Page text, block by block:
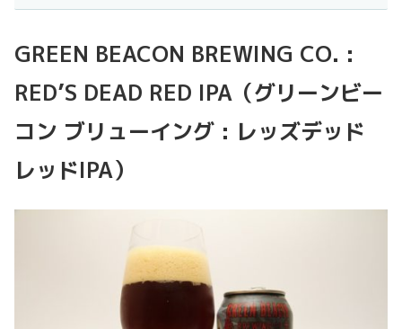
GREEN BEACON BREWING CO. :
RED’S DEAD RED IPA（グリーンビー
コン ブリューイング : レッズデッド
レッドIPA）